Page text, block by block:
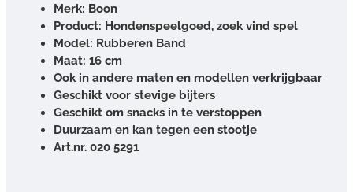
Merk: Boon
Product: Hondenspeelgoed, zoek vind spel
Model: Rubberen Band
Maat: 16 cm
Ook in andere maten en modellen verkrijgbaar
Geschikt voor stevige bijters
Geschikt om snacks in te verstoppen
Duurzaam en kan tegen een stootje
Art.nr. 020 5291